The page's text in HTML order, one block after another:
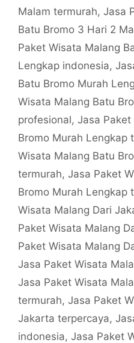
Malam termurah, Jasa
Batu Bromo 3 Hari 2
Paket Wisata Malang
Lengkap indonesia,
Batu Bromo Murah
Wisata Malang Batu
profesional, Jasa Paket
Bromo Murah Lengkap
Wisata Malang Batu
termurah, Jasa Paket
Bromo Murah Lengkap
Wisata Malang Dari
Paket Wisata Malang
Paket Wisata Malang
Jasa Paket Wisata
Jasa Paket Wisata
termurah, Jasa Paket
Jakarta terpercaya,
indonesia, Jasa Paket